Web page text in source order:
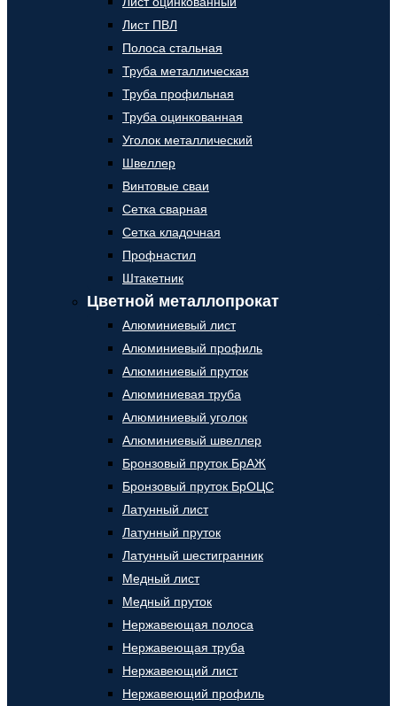
Лист ПВЛ
Полоса стальная
Труба металлическая
Труба профильная
Труба оцинкованная
Уголок металлический
Швеллер
Винтовые сваи
Сетка сварная
Сетка кладочная
Профнастил
Штакетник
Цветной металлопрокат
Алюминиевый лист
Алюминиевый профиль
Алюминиевый пруток
Алюминиевая труба
Алюминиевый уголок
Алюминиевый швеллер
Бронзовый пруток БрАЖ
Бронзовый пруток БрОЦС
Латунный лист
Латунный пруток
Латунный шестигранник
Медный лист
Медный пруток
Нержавеющая полоса
Нержавеющая труба
Нержавеющий лист
Нержавеющий профиль